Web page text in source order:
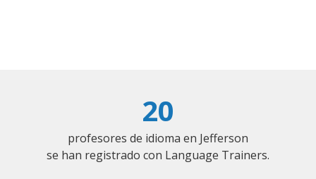
20
profesores de idioma en Jefferson
se han registrado con Language Trainers.